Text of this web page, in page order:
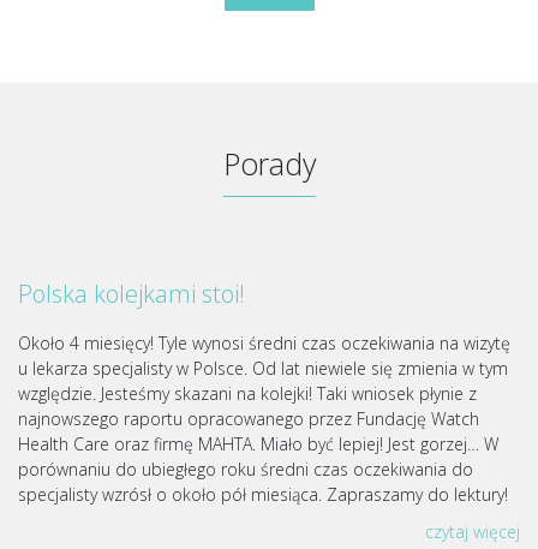
Porady
Polska kolejkami stoi!
Około 4 miesięcy! Tyle wynosi średni czas oczekiwania na wizytę
u lekarza specjalisty w Polsce. Od lat niewiele się zmienia w tym
względzie. Jesteśmy skazani na kolejki! Taki wniosek płynie z
najnowszego raportu opracowanego przez Fundację Watch
Health Care oraz firmę MAHTA. Miało być lepiej! Jest gorzej… W
porównaniu do ubiegłego roku średni czas oczekiwania do
specjalisty wzrósł o około pół miesiąca. Zapraszamy do lektury!
czytaj więcej